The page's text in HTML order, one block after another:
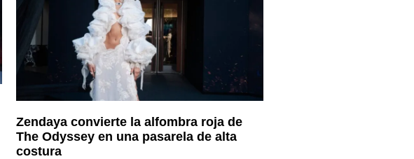
Zendaya convierte la alfombra roja de
The Odyssey en una pasarela de alta
costura